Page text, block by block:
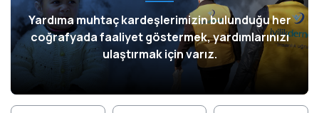
Yardıma muhtaç kardeşlerimizin bulunduğu her
coğrafyada faaliyet göstermek, yardımlarınızı
ulaştırmak için varız.